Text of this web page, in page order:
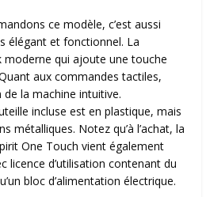
ce modèle, c’est aussi
élégant et fonctionnel. La
qui ajoute une touche
aux commandes tactiles,
de la machine intuitive.
incluse est en plastique, mais
métalliques. Notez qu’à l’achat, la
One Touch vient également
licence d’utilisation contenant du
bloc d’alimentation électrique.